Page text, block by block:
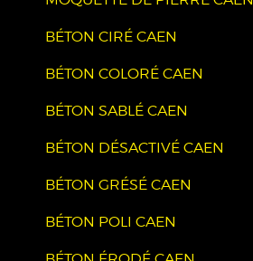
BÉTON CIRÉ CAEN
BÉTON COLORÉ CAEN
BÉTON SABLÉ CAEN
BÉTON DÉSACTIVÉ CAEN
BÉTON GRÉSÉ CAEN
BÉTON POLI CAEN